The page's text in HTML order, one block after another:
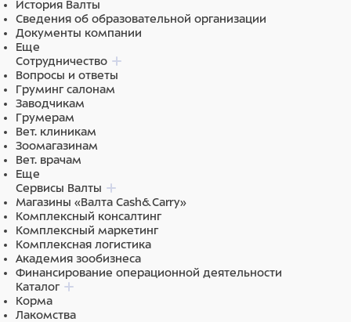
головоломкой собака концентрирует внимание на
одном объекте и перестает реагировать на внешние
раздражители. А еще во время игр или кормления из
миски Wobble Bowl собака учиться усидчивости, так
как заветное угощение достанется четвероногому
другу только в том случае, если он будет
целенаправленно наклонять миску в нужную сторону.
Объем раскачивающейся миски-головоломки: 120-
150 граммов сухого продукта в зависимости от
формы лакомства или гранулы корма.
История Валты
Сведения об образовательной организации
Документы компании
Еще
Сотрудничество
Вопросы и ответы
Груминг салонам
Заводчикам
Грумерам
Вет. клиникам
Зоомагазинам
Вет. врачам
Еще
Сервисы Валты
Магазины «Валта Cash&Carry»
Комплексный консалтинг
Комплексный маркетинг
Комплексная логистика
Академия зообизнеса
Финансирование операционной деятельности
Каталог
Корма
Лакомства